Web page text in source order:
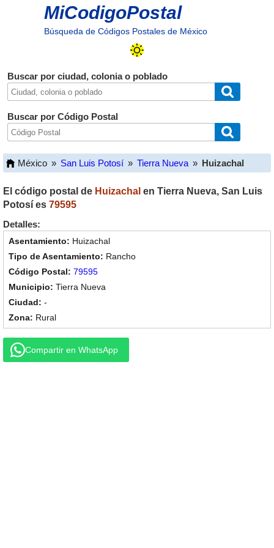
MiCodigoPostal
Búsqueda de Códigos Postales de México
Buscar por ciudad, colonia o poblado
Buscar por Código Postal
México » San Luis Potosí » Tierra Nueva » Huizachal
El código postal de Huizachal en Tierra Nueva, San Luis
Potosí es 79595
Detalles:
Huizachal
Rancho
79595
Tierra Nueva
-
Rural
Compartir en WhatsApp